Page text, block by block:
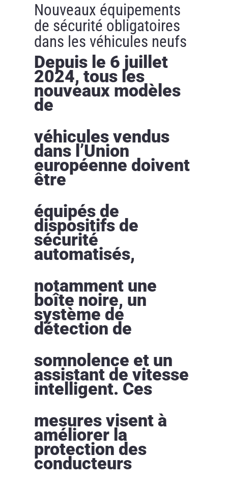
Nouveaux équipements
de sécurité obligatoires
dans les véhicules neufs
Depuis le 6 juillet
2024, tous les
nouveaux modèles
de
véhicules vendus
dans l’Union
européenne doivent
être
équipés de
dispositifs de
sécurité
automatisés,
notamment une
boîte noire, un
système de
détection de
somnolence et un
assistant de vitesse
intelligent. Ces
mesures visent à
améliorer la
protection des
conducteurs